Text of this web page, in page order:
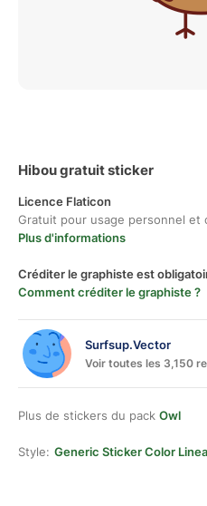
Hibou gratuit sticker
Licence Flaticon
Gratuit pour usage personnel et
Plus d'informations
Créditer le graphiste est
Comment créditer le graphiste ?
Surfsup.Vector
Voir toutes les 3,150
Plus de stickers du pack Owl
Style: Generic Sticker Color